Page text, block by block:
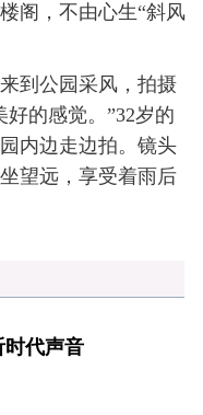
阁，不由心生“斜风
到公园采风，拍摄
的感觉。”32岁的
内边走边拍。镜头
望远，享受着雨后
代声音